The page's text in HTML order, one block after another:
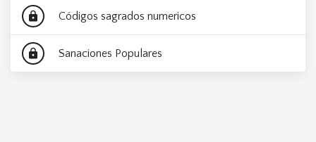
lock Códigos sagrados numericos
lock Sanaciones Populares